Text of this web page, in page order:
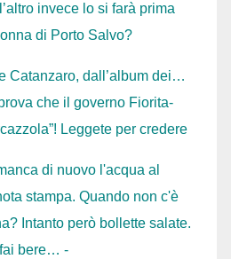
invece lo si farà prima
di Porto Salvo?
Catanzaro, dall’album dei…
che il governo Fiorita-
Leggete per credere
di nuovo l'acqua al
stampa. Quando non c'è
Intanto però bollette salate.
bere… -